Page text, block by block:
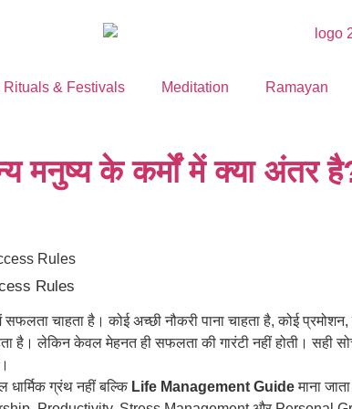
Rituals & Festivals Meditation Ramayan
मनुष्य के कर्मों में क्या अंतर
Rules
चाहता है। कोई अच्छी नौकरी पाना चाहता है, कोई प्रमोशन,
है। लेकिन केवल मेहनत ही सफलता की गारंटी नहीं होती। सही
ग्रंथ नहीं बल्कि Life Management Guideमाना